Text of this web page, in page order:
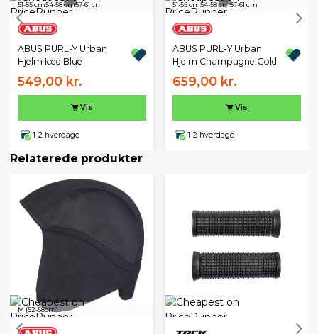
51-55 cm54-58 cm57-61 cm
ABUS PURL-Y Urban
Hjelm Iced Blue
549,00 kr.
Vis
1-2 hverdage
51-55 cm54-58 cm57-61 cm
ABUS PURL-Y Urban
Hjelm Champagne Gold
659,00 kr.
Vis
1-2 hverdage
Relaterede produkter
M (52-58cm)